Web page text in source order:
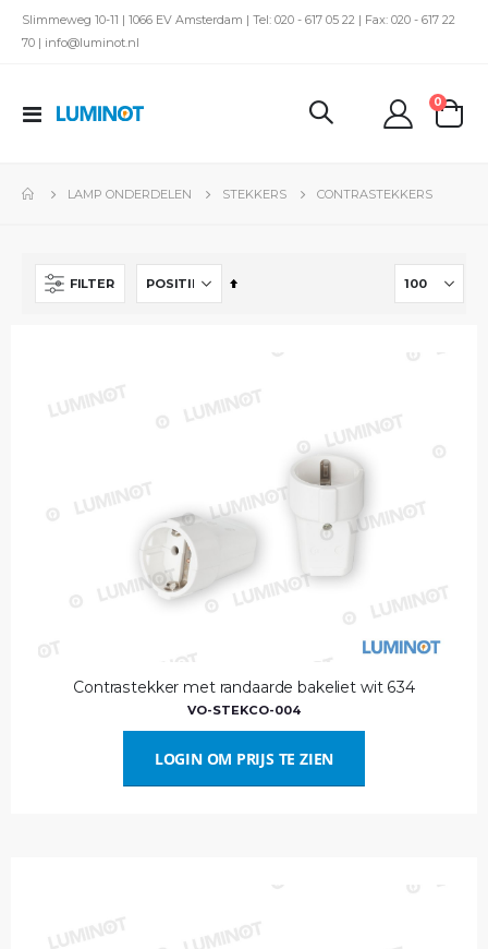
Slimmeweg 10-11 | 1066 EV Amsterdam | Tel: 020 - 617 05 22 | Fax: 020 - 617 22
70 | info@luminot.nl
Toggle
kar
0
LAMP ONDERDELEN STEKKERS CONTRASTEKKERS
FILTER
Van
Contrastekker met randaarde bakeliet wit 634
VO-STEKCO-004
LOGIN OM PRIJS TE ZIEN